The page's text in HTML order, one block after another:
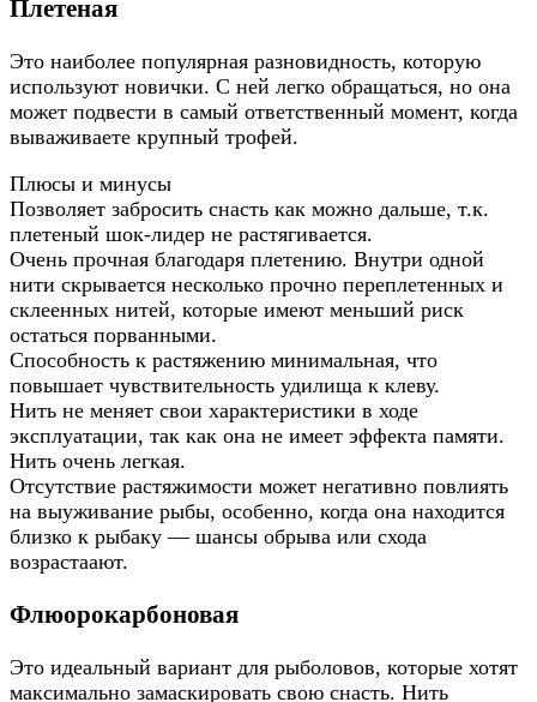
Плетеная
Это наиболее популярная разновидность, которую
используют новички. С ней легко обращаться, но она
может подвести в самый ответственный момент, когда
вываживаете крупный трофей.
Плюсы и минусы
Позволяет забросить снасть как можно дальше, т.к.
плетеный шок-лидер не растягивается.
Очень прочная благодаря плетению. Внутри одной
нити скрывается несколько прочно переплетенных и
склеенных нитей, которые имеют меньший риск
остаться порванными.
Способность к растяжению минимальная, что
повышает чувствительность удилища к клеву.
Нить не меняет свои характеристики в ходе
эксплуатации, так как она не имеет эффекта памяти.
Нить очень легкая.
Отсутствие растяжимости может негативно повлиять
на выуживание рыбы, особенно, когда она находится
близко к рыбаку — шансы обрыва или схода
возрастаают.
Флюорокарбоновая
Это идеальный вариант для рыболовов, которые хотят
максимально замаскировать свою снасть. Нить